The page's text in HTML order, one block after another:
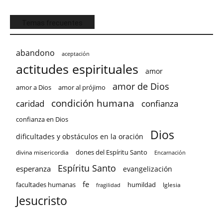
abandono aceptación
actitudes espirituales amor
amor a Dios amor al prójimo amor de Dios
caridad condición humana confianza
confianza en Dios
dificultades y obstáculos en la oración Dios
divina misericordia dones del Espíritu Santo Encarnación
esperanza Espíritu Santo evangelización
facultades humanas fe fragilidad humildad Iglesia
Jesucristo